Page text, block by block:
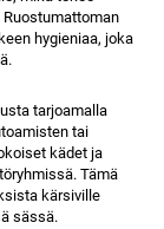
hygieniaa, joka
tarjoamalla
tai
kädet ja
Tämä
kärsiville
sässä.